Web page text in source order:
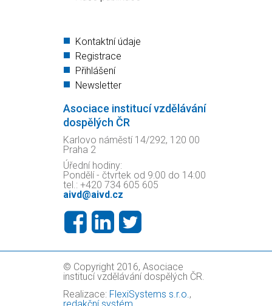
Kontaktní údaje
Registrace
Přihlášení
Newsletter
Asociace institucí vzdělávání
dospělých ČR
Karlovo náměstí 14/292, 120 00
Praha 2
Úřední hodiny:
Pondělí - čtvrtek od 9:00 do 14:00
tel.: +420 734 605 605
aivd@aivd.cz
© Copyright 2016, Asociace
institucí vzdělávání dospělých ČR.
Realizace: FlexiSystems s.r.o.,